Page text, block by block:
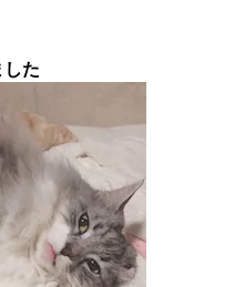
した